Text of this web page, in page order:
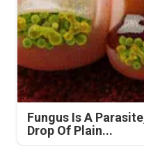
Fungus Is A
Drop Of Plain...